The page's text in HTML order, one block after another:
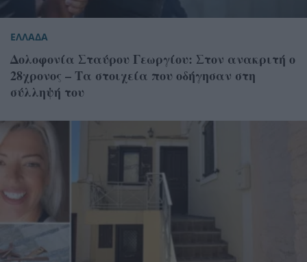
ΕΛΛΑΔΑ
Δολοφονία Σταύρου Γεωργίου: Στον ανακριτή ο
28χρονος – Τα στοιχεία που οδήγησαν στη
σύλληψή του